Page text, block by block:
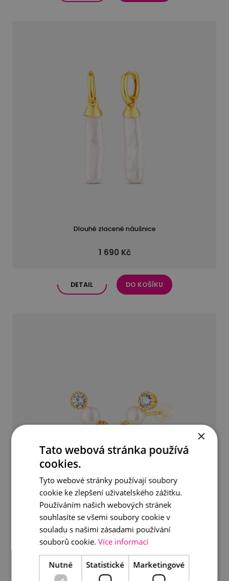
Dlouhé zlacené náušnice
1 690 Kč
DETAIL DO KOŠÍKU
Perlové náušnice se zirkony
990 Kč
DO KOŠÍKU
×
Tato webová stránka používá
cookies.
Tyto webové stránky používají soubory
cookie ke zlepšení uživatelského zážitku.
Používáním našich webových stránek
souhlasíte se všemi soubory cookie v
souladu s našimi zásadami používání
souborů cookie. Více informací
Nutné Statistické Marketingové